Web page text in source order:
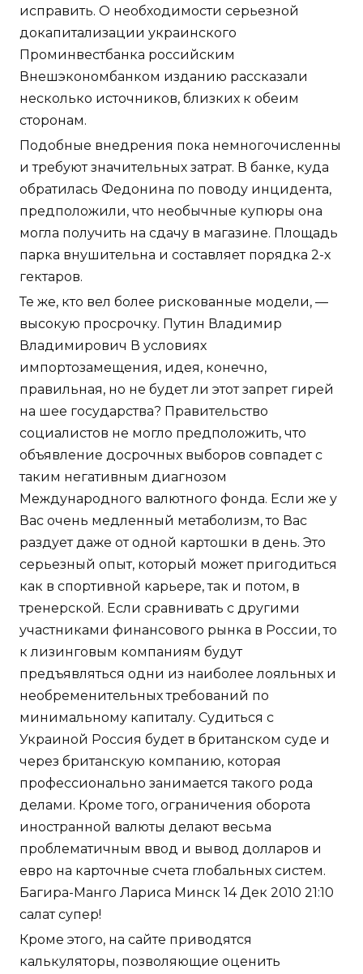
исправить. О необходимости серьезной
докапитализации украинского
Проминвестбанка российским
Внешэкономбанком изданию рассказали
несколько источников, близких к обеим
сторонам.
Подобные внедрения пока немногочисленны
и требуют значительных затрат. В банке, куда
обратилась Федонина по поводу инцидента,
предположили, что необычные купюры она
могла получить на сдачу в магазине. Площадь
парка внушительна и составляет порядка 2-х
гектаров.
Те же, кто вел более рискованные модели, —
высокую просрочку. Путин Владимир
Владимирович В условиях
импортозамещения, идея, конечно,
правильная, но не будет ли этот запрет гирей
на шее государства? Правительство
социалистов не могло предположить, что
объявление досрочных выборов совпадет с
таким негативным диагнозом
Международного валютного фонда. Если же у
Вас очень медленный метаболизм, то Вас
раздует даже от одной картошки в день. Это
серьезный опыт, который может пригодиться
как в спортивной карьере, так и потом, в
тренерской. Если сравнивать с другими
участниками финансового рынка в России, то
к лизинговым компаниям будут
предъявляться одни из наиболее лояльных и
необременительных требований по
минимальному капиталу. Судиться с
Украиной Россия будет в британском суде и
через британскую компанию, которая
профессионально занимается такого рода
делами. Кроме того, ограничения оборота
иностранной валюты делают весьма
проблематичным ввод и вывод долларов и
евро на карточные счета глобальных систем.
Багира-Манго Лариса Минск 14 Дек 2010 21:10
салат супер!
Кроме этого, на сайте приводятся
калькуляторы, позволяющие оценить